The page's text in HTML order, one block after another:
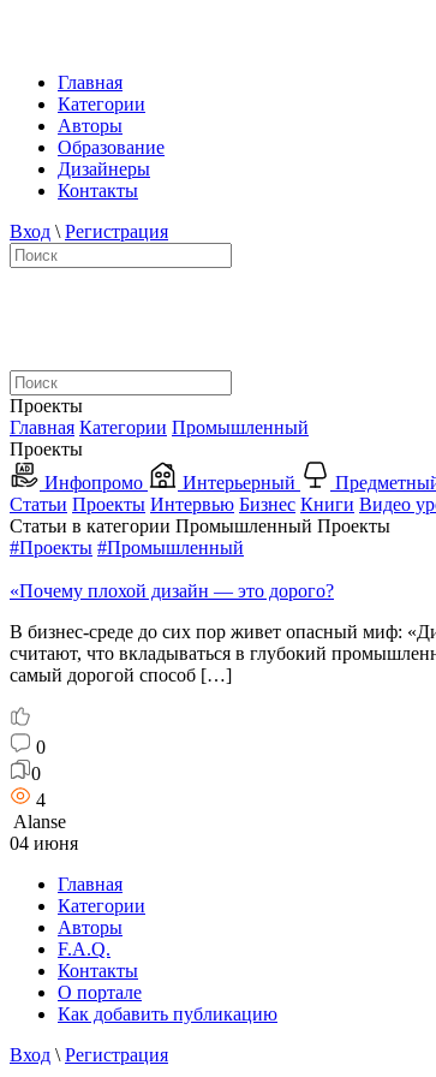
Главная
Категории
Авторы
Образование
Дизайнеры
Контакты
Вход \ Регистрация
Проекты
Главная Категории Промышленный
Проекты
Инфопромо
Интерьерный
Статьи Проекты Интервью Бизнес Книги Видео
Статьи в категории Промышленный Проекты
#Проекты #Промышленный
«Почему плохой дизайн — это дорого?
В бизнес-среде до сих пор живет опасный миф:
считают, что вкладываться в глубокий
самый дорогой способ […]
0
0
4
Alanse
04 июня
Главная
Категории
Авторы
F.A.Q.
Контакты
О портале
Как добавить публикацию
Вход \ Регистрация